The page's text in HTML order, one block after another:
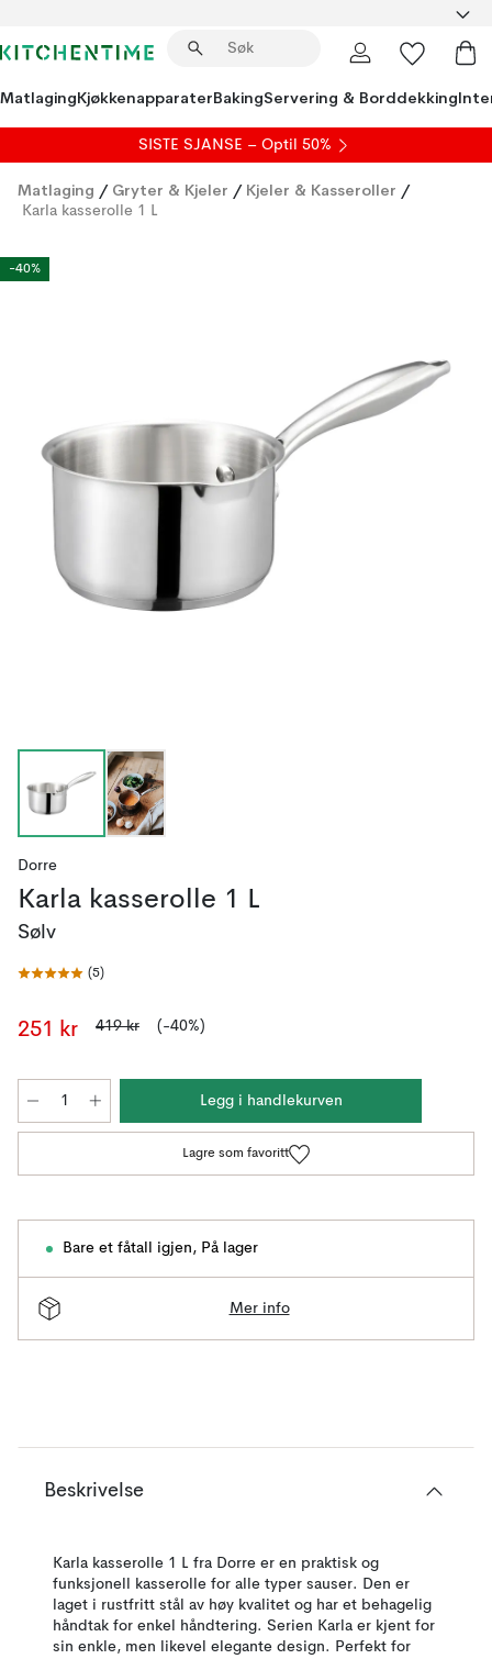
MatlagingKjøkkenapparaterBakingServering & Borddekking
SISTE SJANSE – Optil 50%
Matlaging / Gryter & Kjeler / Kjeler & Kasseroller /
Karla kasserolle 1 L
-40%
Dorre
Karla kasserolle 1 L
Sølv
(5)
251 kr 419 kr (-40%)
Legg i handlekurven
Lagre som favoritt
Bare et fåtall igjen, På lager
Mer info
Beskrivelse
Karla kasserolle 1 L fra Dorre er en praktisk og
funksjonell kasserolle for alle typer sauser. Den er
laget i rustfritt stål av høy kvalitet og har et behagelig
håndtak for enkel håndtering. Serien Karla er kjent for
sin enkle, men likevel elegante design. Perfekt for